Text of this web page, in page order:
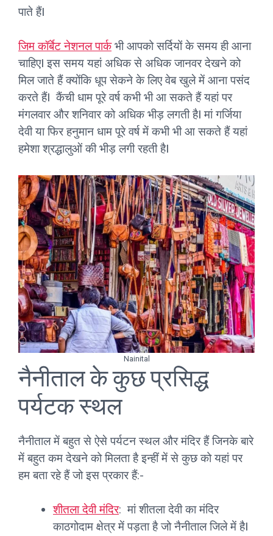
पाते हैंI
जिम कॉर्बेट नेशनल पार्कभी आपको सर्दियों के समय ही आना
चाहिएI इस समय यहां अधिक से अधिक जानवर देखने को
मिल जाते हैं क्योंकि धूप सेकने के लिए वेब खुले में आना पसंद
करते हैंI कैंची धाम पूरे वर्ष कभी भी आ सकते हैं यहां पर
मंगलवार और शनिवार को अधिक भीड़ लगती हैI मां गर्जिया
देवी या फिर हनुमान धाम पूरे वर्ष में कभी भी आ सकते हैं यहां
हमेशा श्रद्धालुओं की भीड़ लगी रहती हैI
Nainital
नैनीताल के कुछ प्रसिद्ध
पर्यटक स्थल
नैनीताल में बहुत से ऐसे पर्यटन स्थल और मंदिर हैं जिनके बारे
में बहुत कम देखने को मिलता है इन्हीं में से कुछ को यहां पर
हम बता रहे हैं जो इस प्रकार हैं:-
शीतला देवी मंदिर: मां शीतला देवी का मंदिर
काठगोदाम क्षेत्र में पड़ता है जो नैनीताल जिले में हैI